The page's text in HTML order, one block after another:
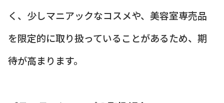
く、少しマニアックなコスメや、美容室専売品
を限定的に取り扱っていることがあるため、期
待が高まります。